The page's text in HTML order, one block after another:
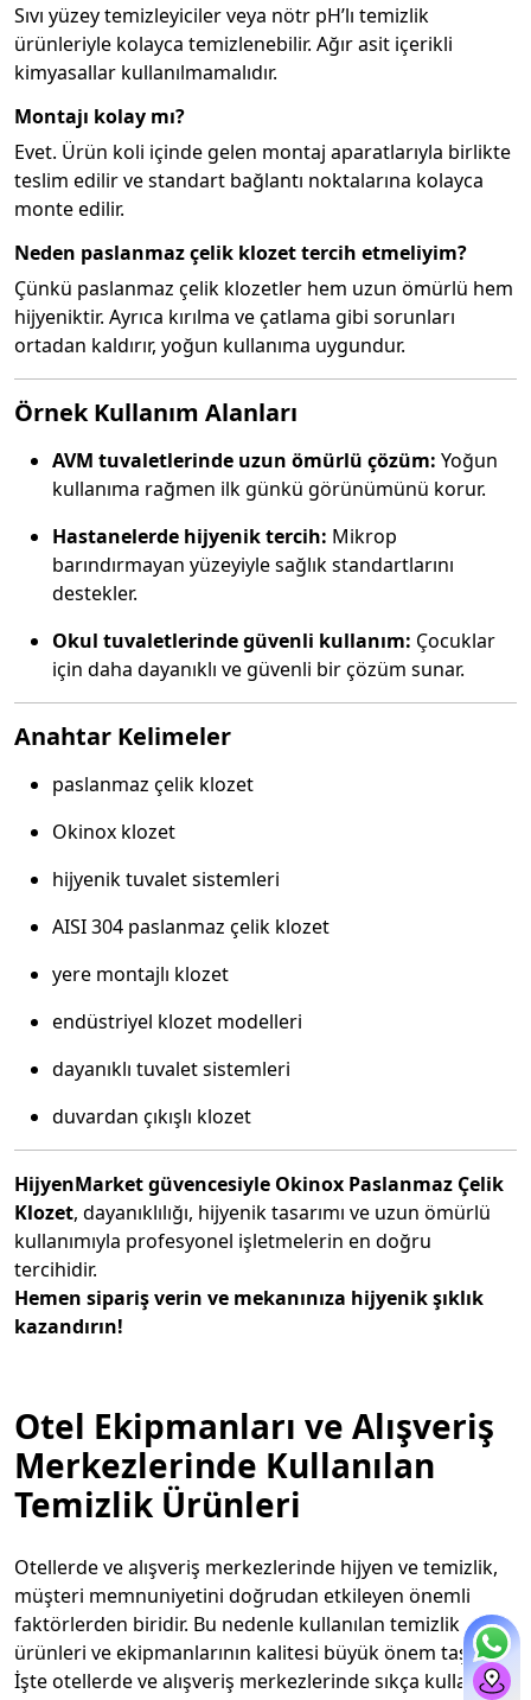
Sıvı yüzey temizleyiciler veya nötr pH’lı temizlik
ürünleriyle kolayca temizlenebilir. Ağır asit içerikli
kimyasallar kullanılmamalıdır.
Montajı kolay mı?
Evet. Ürün koli içinde gelen montaj aparatlarıyla birlikte
teslim edilir ve standart bağlantı noktalarına kolayca
monte edilir.
Neden paslanmaz çelik klozet tercih etmeliyim?
Çünkü paslanmaz çelik klozetler hem uzun ömürlü hem
hijyeniktir. Ayrıca kırılma ve çatlama gibi sorunları
ortadan kaldırır, yoğun kullanıma uygundur.
Örnek Kullanım Alanları
AVM tuvaletlerinde uzun ömürlü çözüm: Yoğun
kullanıma rağmen ilk günkü görünümünü korur.
Hastanelerde hijyenik tercih: Mikrop
barındırmayan yüzeyiyle sağlık standartlarını
destekler.
Okul tuvaletlerinde güvenli kullanım: Çocuklar
için daha dayanıklı ve güvenli bir çözüm sunar.
Anahtar Kelimeler
paslanmaz çelik klozet
Okinox klozet
hijyenik tuvalet sistemleri
AISI 304 paslanmaz çelik klozet
yere montajlı klozet
endüstriyel klozet modelleri
dayanıklı tuvalet sistemleri
duvardan çıkışlı klozet
HijyenMarket güvencesiyle Okinox Paslanmaz Çelik
Klozet, dayanıklılığı, hijyenik tasarımı ve uzun ömürlü
kullanımıyla profesyonel işletmelerin en doğru
tercihidir.
Hemen sipariş verin ve mekanınıza hijyenik şıklık
kazandırın!
Otel Ekipmanları ve Alışveriş
Merkezlerinde Kullanılan
Temizlik Ürünleri
Otellerde ve alışveriş merkezlerinde hijyen ve temizlik,
müşteri memnuniyetini doğrudan etkileyen önemli
faktörlerden biridir. Bu nedenle kullanılan temizlik
ürünleri ve ekipmanlarının kalitesi büyük önem taşır.
İşte otellerde ve alışveriş merkezlerinde sıkça kullanılan